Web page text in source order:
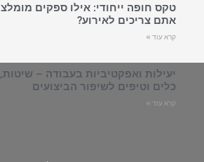
טקס חופה ייחודי: אילו ספקים מומלצים
אתם צריכים לאירוע?
קרא עוד »
יעילות ואפקטיביות בעבודה – שיטות,
כלים וטיפים לשיפור הביצועים
קרא עוד »